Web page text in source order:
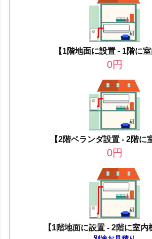
【1階地面に設置 - 1階に室
0円
【2階ベランダ設置 - 2階に
0円
【1階地面に設置 - 2階に室内